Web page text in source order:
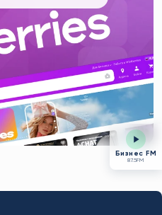
Бизнес FM
87.5FM